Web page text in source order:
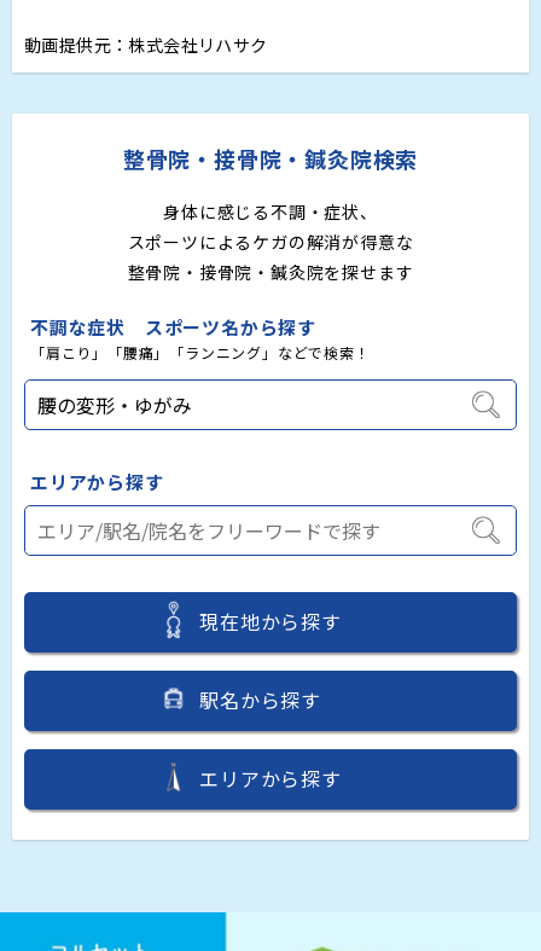
動画提供元：株式会社リハサク
整骨院・接骨院・鍼灸院検索
身体に感じる不調・症状、
スポーツによるケガの解消が得意な
整骨院・接骨院・鍼灸院を探せます
不調な症状 スポーツ名から探す
「肩こり」「腰痛」「ランニング」などで検索！
エリアから探す
現在地から探す
駅名から探す
エリアから探す